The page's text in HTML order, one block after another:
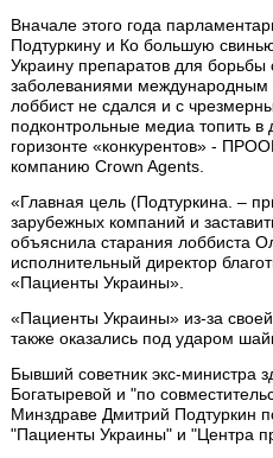
Вначале этого года
Подтуркину и Ко большую
Украину препаратов для
заболеваниями
лоббист не сдался и с
подконтрольные медиа топить
горизонте «конкурентов» -
компанию Crown Agents.
«Главная цель (Подтуркина. –
зарубежных компаний и
объяснила старания лоббиста
исполнительный директор
«Пациенты Украины».
«Пациенты Украины» из-за
также оказались под ударом
Бывший советник экс-министра
Богатыревой и "по
Минздраве Дмитрий Подтуркин
"Пациенты Украины" и "Центра